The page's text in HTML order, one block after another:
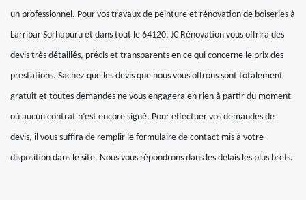
un professionnel. Pour vos travaux de peinture et rénovation de boiseries à
Larribar Sorhapuru et dans tout le 64120, JC Rénovation vous offrira des
devis très détaillés, précis et transparents en ce qui concerne le prix des
prestations. Sachez que les devis que nous vous offrons sont totalement
gratuit et toutes demandes ne vous engagera en rien à partir du moment
où aucun contrat n’est encore signé. Pour effectuer vos demandes de
devis, il vous suffira de remplir le formulaire de contact mis à votre
disposition dans le site. Nous vous répondrons dans les délais les plus brefs.